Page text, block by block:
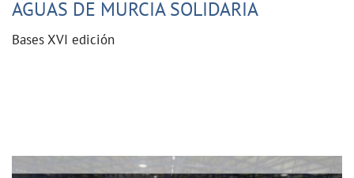
AGUAS DE MURCIA SOLIDARIA
Bases XVI edición